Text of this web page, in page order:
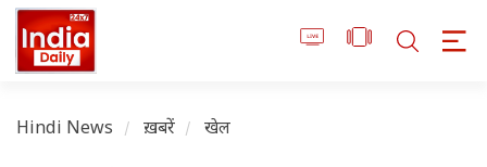
Hindi News ख़बरें खेल